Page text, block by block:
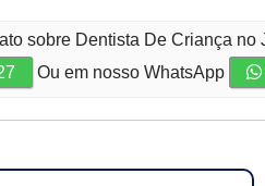
sobre Dentista De Criança no
Ou em nosso WhatsApp